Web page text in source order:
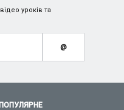
ПОПУЛЯРНЕ
уроків та
@